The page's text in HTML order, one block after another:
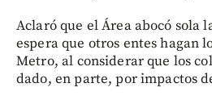
Aclaró que el Área abocó sola
espera que otros entes hagan
Metro, al considerar que los
dado, en parte, por impactos